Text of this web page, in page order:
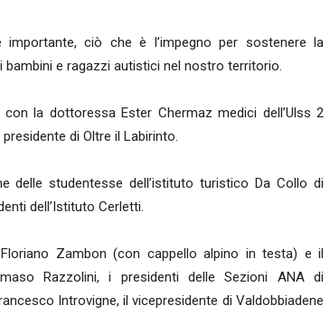
ciò che è l’impegno per sostenere la
bambini e ragazzi autistici nel nostro territorio.
la dottoressa Ester Chermaz medici dell’Ulss 2
di Oltre il Labirinto.
delle studentesse dell’istituto turistico Da Collo di
dell’Istituto Cerletti.
Zambon (con cappello alpino in testa) e il
Razzolini, i presidenti delle Sezioni ANA di
Introvigne, il vicepresidente di Valdobbiadene